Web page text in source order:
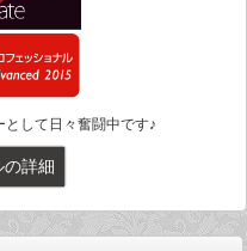
して日々奮闘中です♪
の詳細